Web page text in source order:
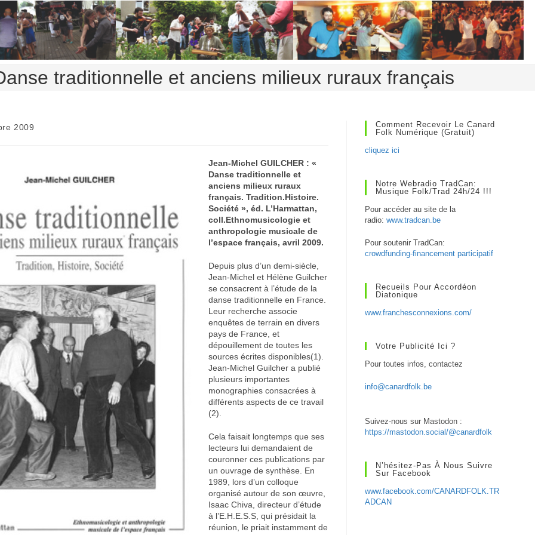
traditionnelle et anciens milieux ruraux français
2009
Jean-Michel GUILCHER : «
Danse traditionnelle et
anciens milieux ruraux
français. Tradition.Histoire.
Société », éd. L’Harmattan,
coll.Ethnomusicologie et
anthropologie musicale de
l’espace français, avril 2009.
Depuis plus d’un demi-siècle,
Jean-Michel et Hélène Guilcher
se consacrent à l’étude de la
danse traditionnelle en France.
Leur recherche associe
enquêtes de terrain en divers
pays de France, et
dépouillement de toutes les
sources écrites disponibles(1).
Jean-Michel Guilcher a publié
plusieurs importantes
monographies consacrées à
différents aspects de ce travail
(2).
Cela faisait longtemps que ses
lecteurs lui demandaient de
couronner ces publications par
un ouvrage de synthèse. En
1989, lors d’un colloque
organisé autour de son œuvre,
Isaac Chiva, directeur d’étude
à l’E.H.E.S.S, qui présidait la
réunion, le priait instamment de
Comment Recevoir Le Canard
Folk Numérique (gratuit)
cliquez ici
Notre Webradio TradCan:
Musique Folk/Trad 24h/24 !!!
Pour accéder au site de la
radio:www.tradcan.be
Pour soutenir TradCan:
crowdfunding-financement participatif
Recueils Pour Accordéon
Diatonique
www.franchesconnexions.com/
Votre Publicité Ici ?
Pour toutes infos, contactez
info@canardfolk.be
Suivez-nous sur Mastodon :
https://mastodon.social/@canardfolk
N’hésitez-Pas À Nous Suivre
Sur Facebook
www.facebook.com/CANARDFOLK.TR
ADCAN